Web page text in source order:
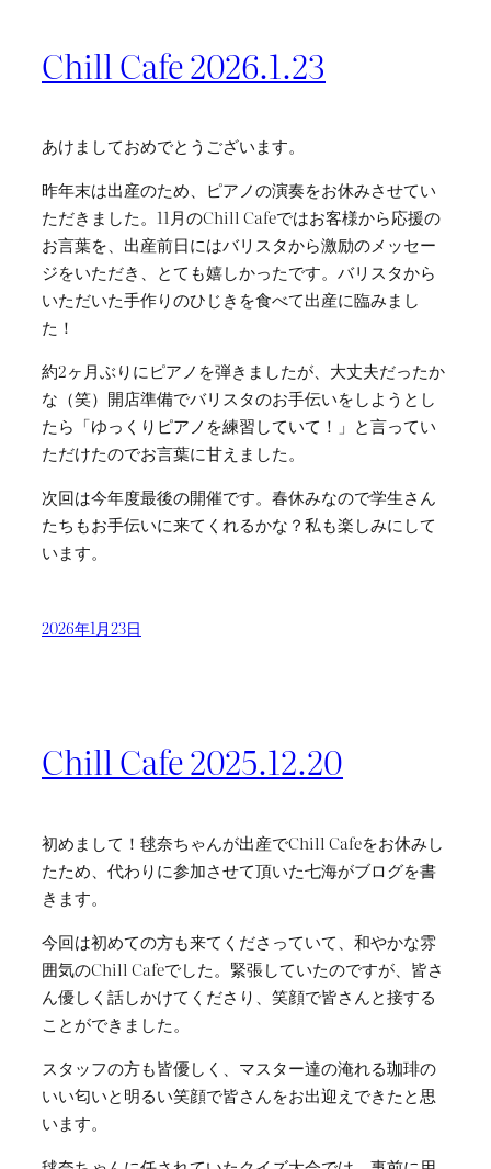
Chill Cafe 2026.1.23
あけましておめでとうございます。
昨年末は出産のため、ピアノの演奏をお休みさせてい
ただきました。11月のChill Cafeではお客様から応援の
お言葉を、出産前日にはバリスタから激励のメッセー
ジをいただき、とても嬉しかったです。バリスタから
いただいた手作りのひじきを食べて出産に臨みまし
た！
約2ヶ月ぶりにピアノを弾きましたが、大丈夫だったか
な（笑）開店準備でバリスタのお手伝いをしようとし
たら「ゆっくりピアノを練習していて！」と言ってい
ただけたのでお言葉に甘えました。
次回は今年度最後の開催です。春休みなので学生さん
たちもお手伝いに来てくれるかな？私も楽しみにして
います。
2026年1月23日
Chill Cafe 2025.12.20
初めまして！毬奈ちゃんが出産でChill Cafeをお休みし
たため、代わりに参加させて頂いた七海がブログを書
きます。
今回は初めての方も来てくださっていて、和やかな雰
囲気のChill Cafeでした。緊張していたのですが、皆さ
ん優しく話しかけてくださり、笑顔で皆さんと接する
ことができました。
スタッフの方も皆優しく、マスター達の淹れる珈琲の
いい匂いと明るい笑顔で皆さんをお出迎えできたと思
います。